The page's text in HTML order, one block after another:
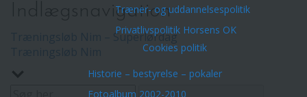
Træner- og uddannelsespolitik
Privatlivspolitik Horsens OK
Cookies politik
Historie – bestyrelse – pokaler
Fotoalbum 2002-2010
Indlægsnavigation
Træningsløb Nim – Superlørdag